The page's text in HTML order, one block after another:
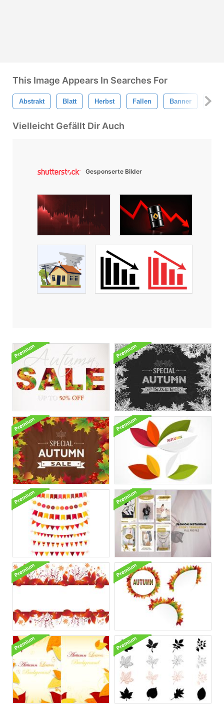
This Image Appears In Searches For
Abstrakt Blatt Herbst Fallen Banner
Vielleicht Gefällt Dir Auch
Gesponserte Bilder